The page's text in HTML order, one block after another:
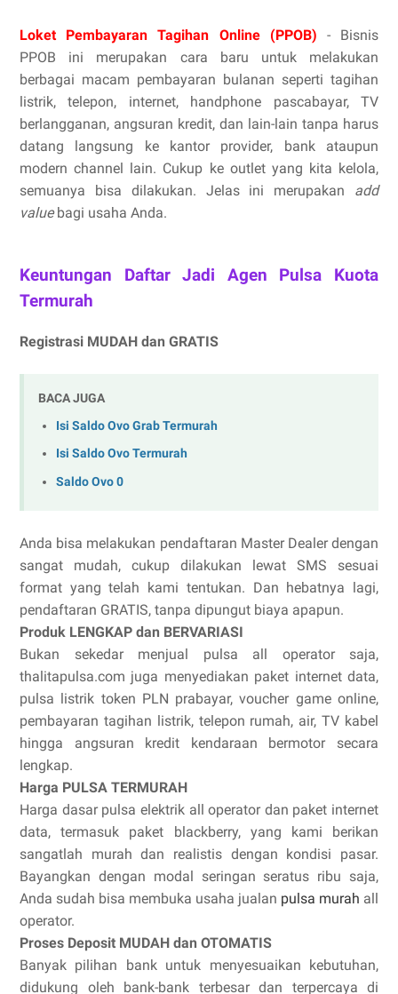
Loket Pembayaran Tagihan Online (PPOB) - Bisnis
PPOB ini merupakan cara baru untuk melakukan
berbagai macam pembayaran bulanan seperti tagihan
listrik, telepon, internet, handphone pascabayar, TV
berlangganan, angsuran kredit, dan lain-lain tanpa harus
datang langsung ke kantor provider, bank ataupun
modern channel lain. Cukup ke outlet yang kita kelola,
semuanya bisa dilakukan. Jelas ini merupakan add
valuebagi usaha Anda.
Keuntungan Daftar Jadi Agen Pulsa Kuota
Termurah
Registrasi MUDAH dan GRATIS
BACA JUGA
Isi Saldo Ovo Grab Termurah
Isi Saldo Ovo Termurah
Saldo Ovo 0
Anda bisa melakukan pendaftaran Master Dealer dengan
sangat mudah, cukup dilakukan lewat SMS sesuai
format yang telah kami tentukan. Dan hebatnya lagi,
pendaftaran GRATIS, tanpa dipungut biaya apapun.
Produk LENGKAP dan BERVARIASI
Bukan sekedar menjual pulsa all operator saja,
thalitapulsa.com juga menyediakan paket internet data,
pulsa listrik token PLN prabayar, voucher game online,
pembayaran tagihan listrik, telepon rumah, air, TV kabel
hingga angsuran kredit kendaraan bermotor secara
lengkap.
Harga PULSA TERMURAH
Harga dasar pulsa elektrik all operator dan paket internet
data, termasuk paket blackberry, yang kami berikan
sangatlah murah dan realistis dengan kondisi pasar.
Bayangkan dengan modal seringan seratus ribu saja,
Anda sudah bisa membuka usaha jualan pulsa murah all
operator.
Proses Deposit MUDAH dan OTOMATIS
Banyak pilihan bank untuk menyesuaikan kebutuhan,
didukung oleh bank-bank terbesar dan terpercaya di